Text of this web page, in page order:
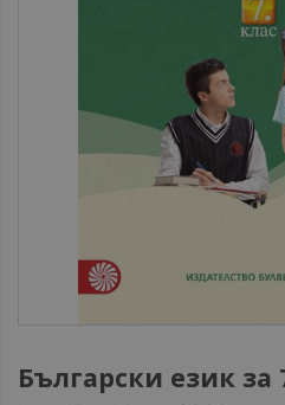
Български език за